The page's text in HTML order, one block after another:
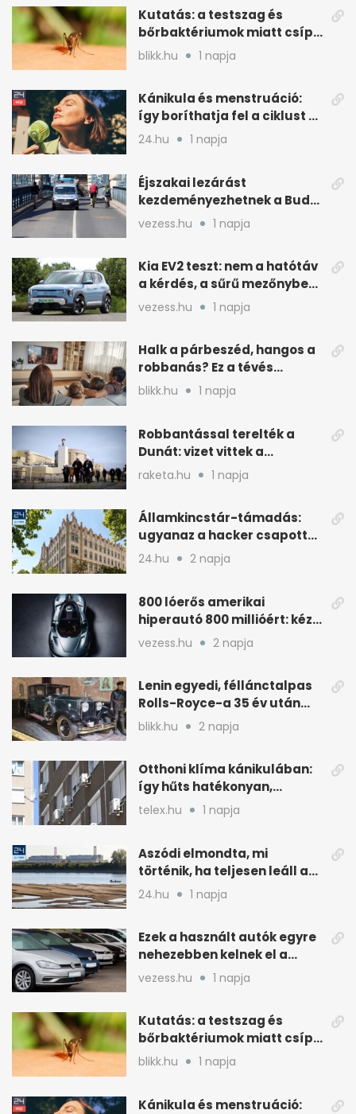
Kutatás: a testszag és
bőrbaktériumok miatt csípik
inkább a szúnyogok
blikk.hu 1 napja
Kánikula és menstruáció:
így boríthatja fel a ciklust a
hőség
24.hu 1 napja
Éjszakai lezárást
kezdeményezhetnek a Budai
Váralagútnál Budapesten
vezess.hu 1 napja
Kia EV2 teszt: nem a hatótáv
a kérdés, a sűrű mezőnyben
dől el
vezess.hu 1 napja
Halk a párbeszéd, hangos a
robbanás? Ez a tévés
beállítás segít
blikk.hu 1 napja
Robbantással terelték a
Dunát: vizet vittek a
cernavodai atomerőmű felé
raketa.hu 1 napja
Államkincstár-támadás:
ugyanaz a hacker csapott
le, mint Romániában
24.hu 2 napja
800 lóerős amerikai
hiperautó 800 millióért: kézi
váltóval jön
vezess.hu 2 napja
Lenin egyedi, féllánctalpas
Rolls-Royce-a 35 év után
kijött a garázsból
blikk.hu 2 napja
Otthoni klíma kánikulában:
így hűts hatékonyan,
kevesebb árammal
telex.hu 1 napja
Aszódi elmondta, mi
történik, ha teljesen leáll a
paksi atomerőmű
24.hu 1 napja
Ezek a használt autók egyre
nehezebben kelnek el a
magyar piacon
vezess.hu 1 napja
Kutatás: a testszag és
bőrbaktériumok miatt csípik
inkább a szúnyogok
blikk.hu 1 napja
Kánikula és menstruáció: